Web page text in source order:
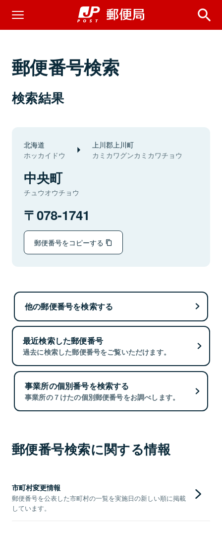
郵便番号検索
検索結果
北海道
ホッカイドウ
上川郡上川町
カミカワグンカミカワチョウ
中央町
チュウオウチョウ
078-1741
郵便番号をコピーする
他の郵便番号を検索する
最近検索した郵便番号
過去に検索した郵便番号をご覧いただけます。
事業所の個別番号を検索する
事業所の７けたの個別郵便番号をお調べします。
郵便番号検索に関する情報
市町村変更情報
郵便番号を公表した市町村の一覧を実施日の新しい順に掲載
しています。